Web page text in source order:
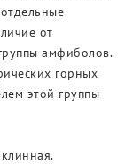
от
амфиболов.
горных
этой группы